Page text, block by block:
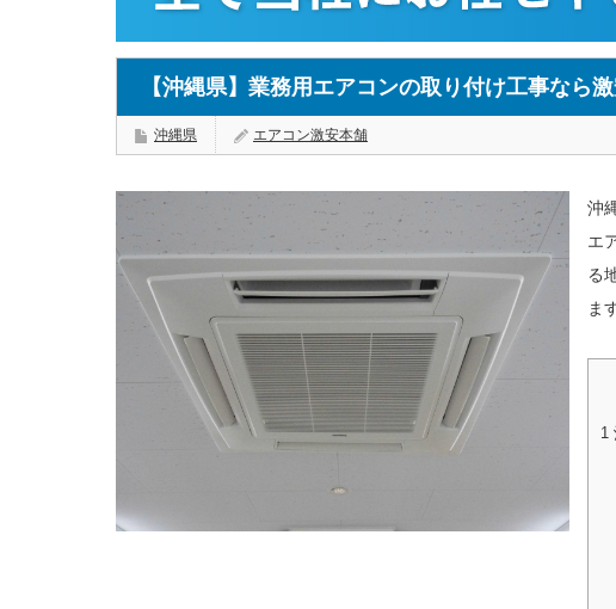
【沖縄県】業務用エアコンの取り付け工事なら
沖縄県 エアコン激安本舗
沖
エ
る
ま
1